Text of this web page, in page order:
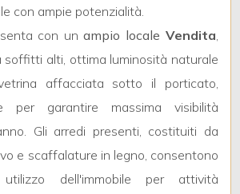
con ampie potenzialità.
con unampio locale Vendita,
soffitti alti, ottima luminosità naturale
affacciata sotto il porticato,
per garantire massima visibilità
Gli arredi presenti, costituiti da
e scaffalature in legno, consentono
dell'immobile per attività